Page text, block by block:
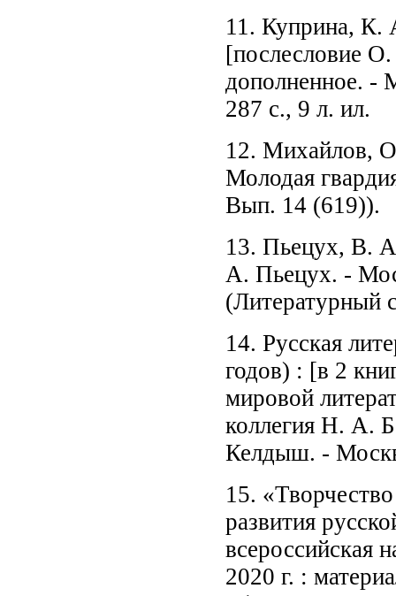
11. Куприна, К.
[послесловие
дополненное. -
287 с., 9 л. ил.
12. Михайлов,
Молодая
Вып. 14 (619)).
13. Пьецух, В.
А. Пьецух. -
(Литературный
14. Русская
годов) : [в 2
мировой
коллегия Н. А.
Келдыш. -
15.
развития
всероссийская
2020 г. :